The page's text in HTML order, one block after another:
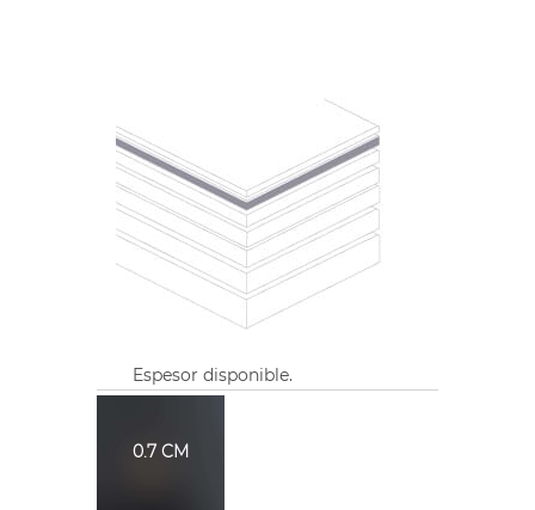
0.7 CM
Espesor disponible.